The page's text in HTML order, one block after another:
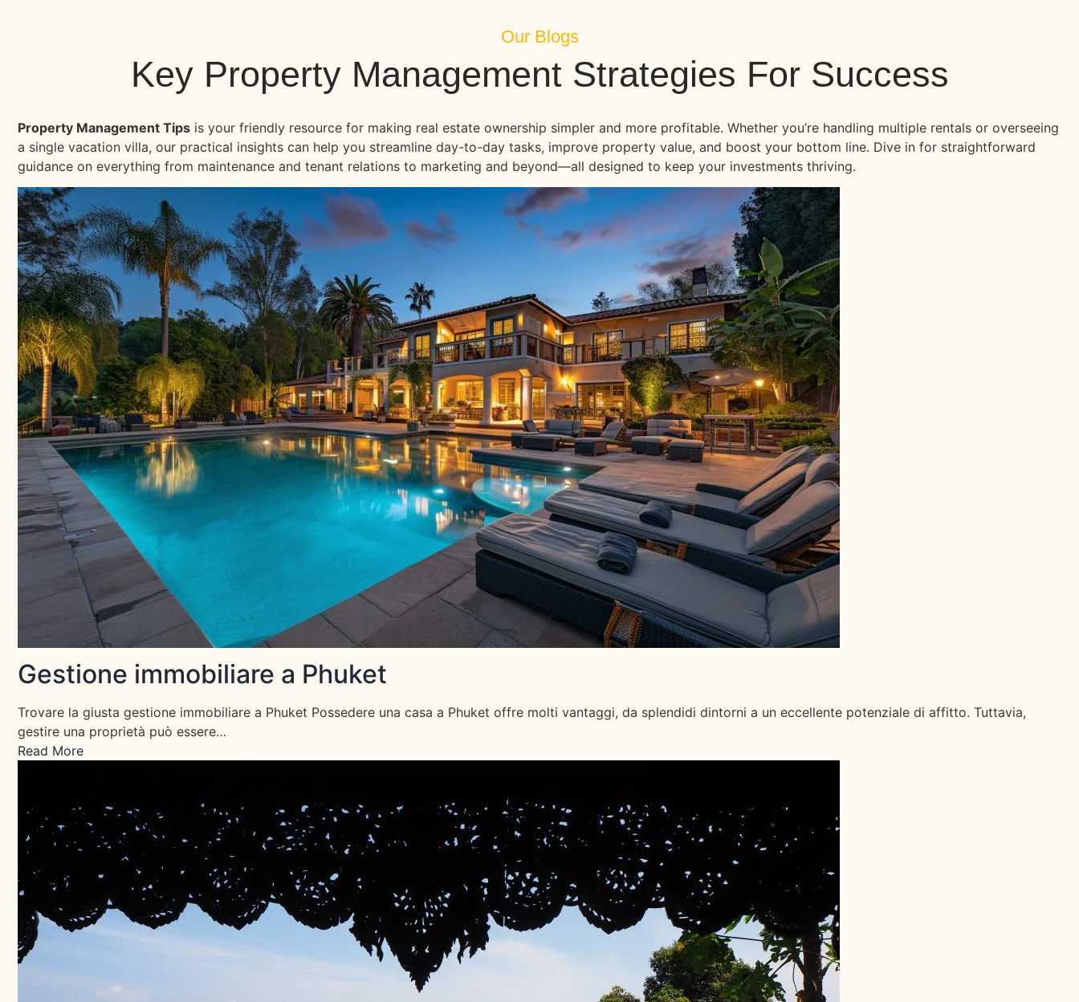
Our Blogs
Key Property Management Strategies For Success
Property Management Tips is your friendly resource for making real estate ownership simpler and more profitable. Whether you’re handling multiple rentals or overseeing
a single vacation villa, our practical insights can help you streamline day-to-day tasks, improve property value, and boost your bottom line. Dive in for straightforward
guidance on everything from maintenance and tenant relations to marketing and beyond—all designed to keep your investments thriving.
Gestione immobiliare a Phuket
Trovare la giusta gestione immobiliare a Phuket Possedere una casa a Phuket offre molti vantaggi, da splendidi dintorni a un eccellente potenziale di affitto. Tuttavia,
gestire una proprietà può essere…
Read More